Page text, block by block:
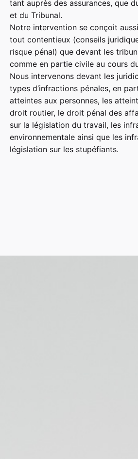
tant auprès des assurances, que
et du Tribunal.
Notre intervention se conçoit
tout contentieux (conseils
risque pénal) que devant les
comme en partie civile au cours
Nous intervenons devant les
types d’infractions pénales, en
atteintes aux personnes, les
droit routier, le droit pénal des
sur la législation du travail, les
environnementale ainsi que les
législation sur les stupéfiants.